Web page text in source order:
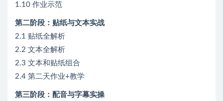
1.10 作业示范
第二阶段：贴纸与文本实战
2.1 贴纸全解析
2.2 文本全解析
2.3 文本和贴纸组合
2.4 第二天作业+教学
第三阶段：配音与字幕实操